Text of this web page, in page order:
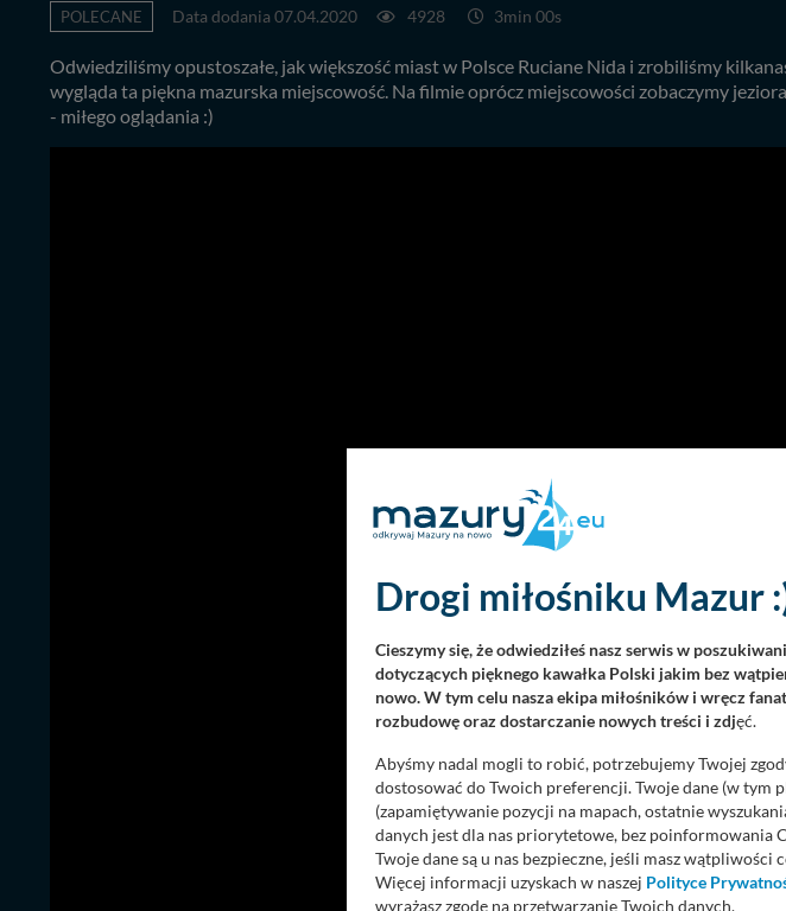
POLECANE Data dodania 07.04.2020 4928 3min 00s
Odwiedziliśmy opustoszałe, jak większość miast w Polsce Ruciane Nida i zrobiliśmy
wygląda ta piękna mazurska miejscowość. Na filmie oprócz miejscowości zobaczymy
- miłego oglądania :)
Drogi miłośniku Mazur
Cieszymy się, że odwiedziłeś nasz serwis w
dotyczących pięknego kawałka Polski jakim bez
nowo. W tym celu nasza ekipa miłośników i wręcz
rozbudowę oraz dostarczanie nowych treści i zdjęć.
Abyśmy nadal mogli to robić, potrzebujemy Twojej
dostosować do Twoich preferencji. Twoje dane (w tym
(zapamiętywanie pozycji na mapach, ostatnie
danych jest dla nas priorytetowe, bez poinformowania
Twoje dane są u nas bezpieczne, jeśli masz wątpliwości
Więcej informacji uzyskach w naszej Polityce
wyrażasz zgodę na przetwarzanie Twoich danych.